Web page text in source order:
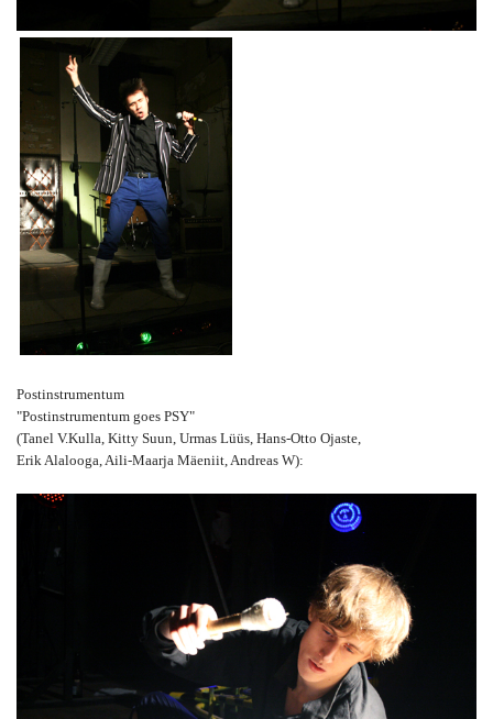
Postinstrumentum
"Postinstrumentum goes PSY"
(Tanel V.Kulla, Kitty Suun, Urmas Lüüs, Hans-Otto Ojaste,
Erik Alalooga, Aili-Maarja Mäeniit, Andreas W):